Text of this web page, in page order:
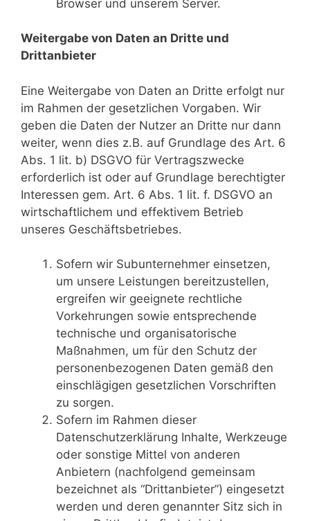
Browser und unserem Server.
Weitergabe von Daten an Dritte und
Drittanbieter
Eine Weitergabe von Daten an Dritte erfolgt nur
im Rahmen der gesetzlichen Vorgaben. Wir
geben die Daten der Nutzer an Dritte nur dann
weiter, wenn dies z.B. auf Grundlage des Art. 6
Abs. 1 lit. b) DSGVO für Vertragszwecke
erforderlich ist oder auf Grundlage berechtigter
Interessen gem. Art. 6 Abs. 1 lit. f. DSGVO an
wirtschaftlichem und effektivem Betrieb
unseres Geschäftsbetriebes.
Sofern wir Subunternehmer einsetzen,
um unsere Leistungen bereitzustellen,
ergreifen wir geeignete rechtliche
Vorkehrungen sowie entsprechende
technische und organisatorische
Maßnahmen, um für den Schutz der
personenbezogenen Daten gemäß den
einschlägigen gesetzlichen Vorschriften
zu sorgen.
Sofern im Rahmen dieser
Datenschutzerklärung Inhalte, Werkzeuge
oder sonstige Mittel von anderen
Anbietern (nachfolgend gemeinsam
bezeichnet als “Drittanbieter”) eingesetzt
werden und deren genannter Sitz sich in